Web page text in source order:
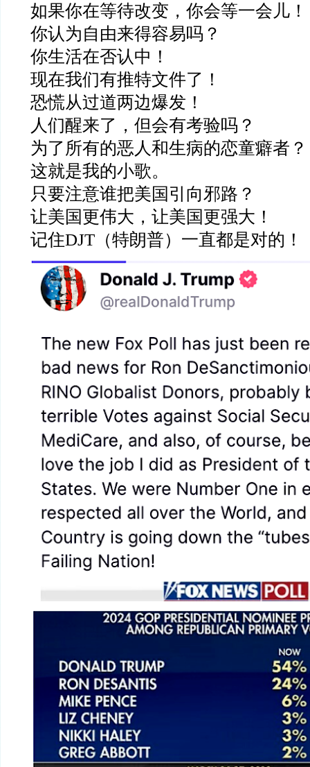
如果你在等待改变，你会等一会儿！
你认为自由来得容易吗？
你生活在否认中！
现在我们有推特文件了！
恐慌从过道两边爆发！
人们醒来了，但会有考验吗？
为了所有的恶人和生病的恋童癖者？
这就是我的小歌。
只要注意谁把美国引向邪路？
让美国更伟大，让美国更强大！
记住DJT （特朗普）一直都是对的！